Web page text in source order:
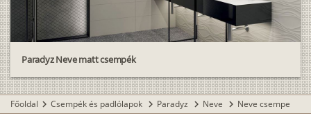
Paradyz Neve matt csempék
Főoldal chevron_right Csempék és padlólapok chevron_right Paradyz chevron_right Neve chevron_right Neve csempe